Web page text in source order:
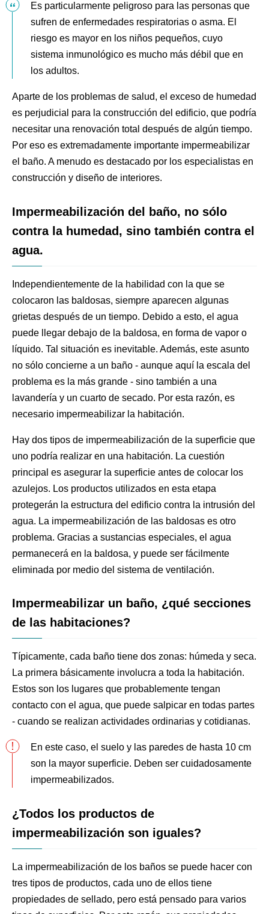
Es particularmente peligroso para las personas que
sufren de enfermedades respiratorias o asma. El
riesgo es mayor en los niños pequeños, cuyo
sistema inmunológico es mucho más débil que en
los adultos.
Aparte de los problemas de salud, el exceso de humedad
es perjudicial para la construcción del edificio, que podría
necesitar una renovación total después de algún tiempo.
Por eso es extremadamente importante impermeabilizar
el baño. A menudo es destacado por los especialistas en
construcción y diseño de interiores.
Impermeabilización del baño, no sólo
contra la humedad, sino también contra el
agua.
Independientemente de la habilidad con la que se
colocaron las baldosas, siempre aparecen algunas
grietas después de un tiempo. Debido a esto, el agua
puede llegar debajo de la baldosa, en forma de vapor o
líquido. Tal situación es inevitable. Además, este asunto
no sólo concierne a un baño - aunque aquí la escala del
problema es la más grande - sino también a una
lavandería y un cuarto de secado. Por esta razón, es
necesario impermeabilizar la habitación.
Hay dos tipos de impermeabilización de la superficie que
uno podría realizar en una habitación. La cuestión
principal es asegurar la superficie antes de colocar los
azulejos. Los productos utilizados en esta etapa
protegerán la estructura del edificio contra la intrusión del
agua. La impermeabilización de las baldosas es otro
problema. Gracias a sustancias especiales, el agua
permanecerá en la baldosa, y puede ser fácilmente
eliminada por medio del sistema de ventilación.
Impermeabilizar un baño, ¿qué secciones
de las habitaciones?
Típicamente, cada baño tiene dos zonas: húmeda y seca.
La primera básicamente involucra a toda la habitación.
Estos son los lugares que probablemente tengan
contacto con el agua, que puede salpicar en todas partes
- cuando se realizan actividades ordinarias y cotidianas.
En este caso, el suelo y las paredes de hasta 10 cm
son la mayor superficie. Deben ser cuidadosamente
impermeabilizados.
¿Todos los productos de
impermeabilización son iguales?
La impermeabilización de los baños se puede hacer con
tres tipos de productos, cada uno de ellos tiene
propiedades de sellado, pero está pensado para varios